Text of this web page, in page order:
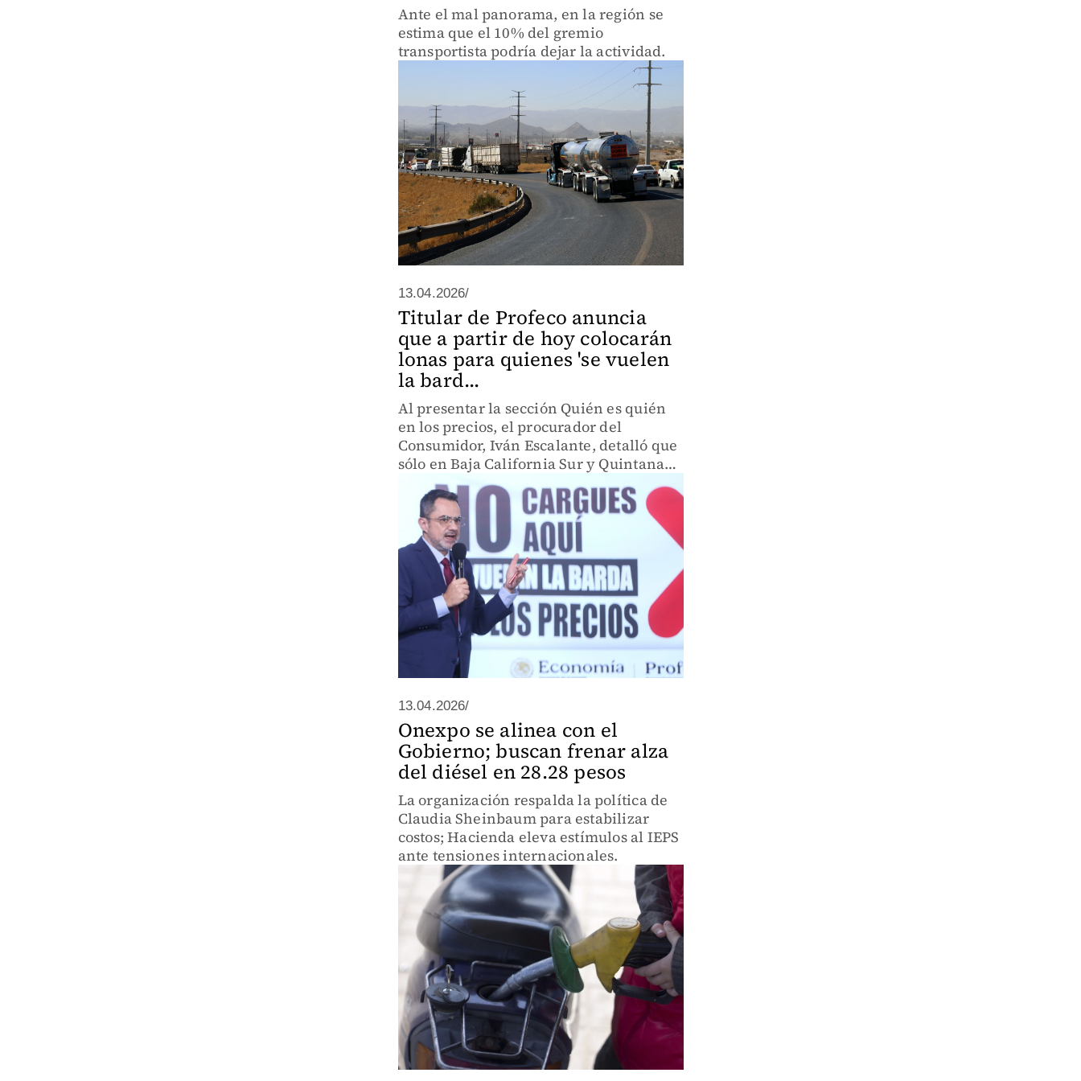
Ante el mal panorama, en la región se
estima que el 10% del gremio
transportista podría dejar la actividad.
13.04.2026/
Titular de Profeco anuncia
que a partir de hoy colocarán
lonas para quienes 'se vuelen
la bard...
Al presentar la sección Quién es quién
en los precios, el procurador del
Consumidor, Iván Escalante, detalló que
sólo en Baja California Sur y Quintana
Roo, no se realizarán verificaciones.
13.04.2026/
Onexpo se alinea con el
Gobierno; buscan frenar alza
del diésel en 28.28 pesos
La organización respalda la política de
Claudia Sheinbaum para estabilizar
costos; Hacienda eleva estímulos al IEPS
ante tensiones internacionales.